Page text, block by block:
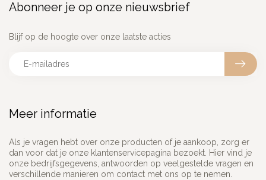
Meer informatie
Als je vragen hebt over onze producten of je aankoop, zorg er
dan voor dat je onze klantenservicepagina bezoekt. Hier vind je
onze bedrijfsgegevens, antwoorden op veelgestelde vragen en
verschillende manieren om contact met ons op te nemen.
Abonneer je op onze nieuwsbrief
Blijf op de hoogte over onze laatste acties